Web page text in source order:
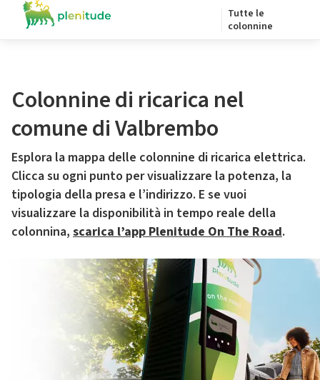
Tutte le
colonnine
Colonnine di ricarica nel
comune di Valbrembo
Esplora la mappa delle colonnine di ricarica elettrica.
Clicca su ogni punto per visualizzare la potenza, la
tipologia della presa e l’indirizzo. E se vuoi
visualizzare la disponibilità in tempo reale della
colonnina, scarica l’app Plenitude On The Road.